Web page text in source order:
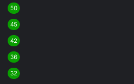
50
45
42
36
32